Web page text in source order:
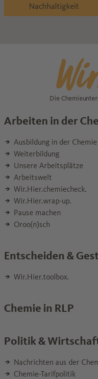
Nachhaltigkeit
Die
Arbeiten in der
Ausbildung in der Chemie
Weiterbildung
Unsere Arbeitsplätze
Arbeitswelt
Wir.Hier.chemiecheck.
Wir.Hier.wrap-up.
Pause machen
Oroo(n)sch
Entscheiden &
Wir.Hier.toolbox.
Chemie in RLP
Politik &
Nachrichten aus der
Chemie-Tarifpolitik